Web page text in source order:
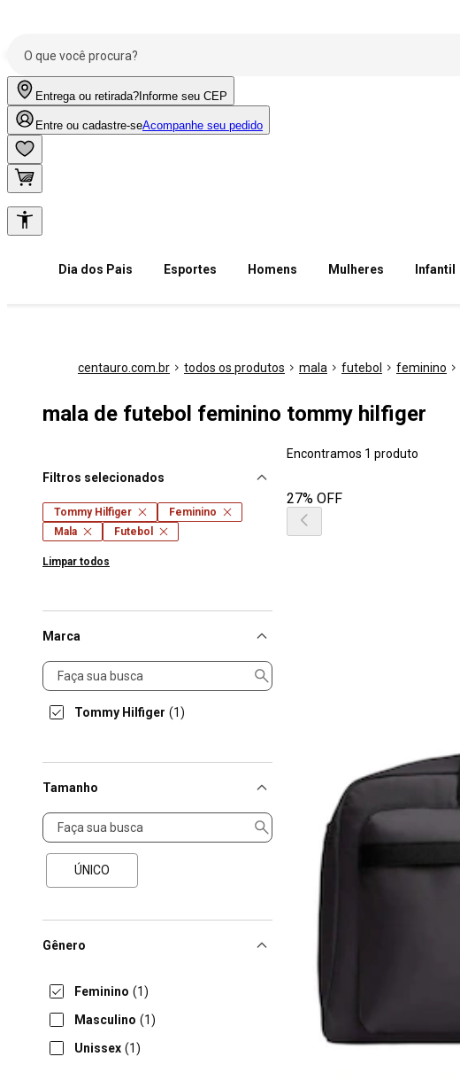
Entrega ou retirada? Informe seu CEP
Entre ou cadastre-seAcompanhe seu pedido
Dia dos Pais Esportes Homens Mulheres Infantil
centauro.com.br todos os produtos mala futebol feminino
mala de futebol feminino tommy hilfiger
Filtros selecionados
Tommy Hilfiger
Feminino
Mala
Futebol
Limpar todos
Marca
Marca
Tommy Hilfiger (1)
Tamanho
Tamanho
ÚNICO
Gênero
Feminino (1)
Masculino (1)
Unissex (1)
Encontramos 1 produto
27% OFF